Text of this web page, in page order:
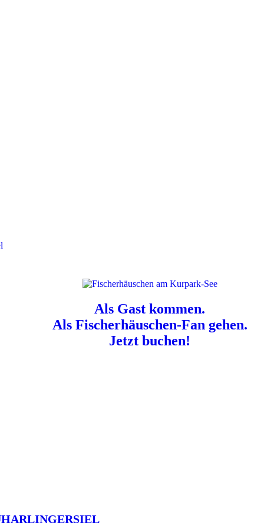
Als Gast kommen.
Als Fischerhäuschen-Fan gehen.
Jetzt buchen!